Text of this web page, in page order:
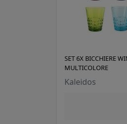
SET 6X BICCHIERE
MULTICOLORE
Kaleidos